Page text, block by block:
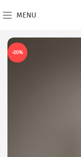
MENU
-20%